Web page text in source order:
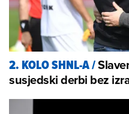
2. KOLO SHNL-A/
susjedski derbi bez